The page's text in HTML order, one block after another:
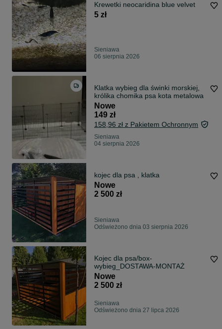
Krewetki neocaridina blue velvet
5 zł
Sieniawa
06 sierpnia 2026
Klatka wybieg dla świnki morskiej,
królika chomika psa kota metalowa
Nowe
149 zł
158,96 zł z Pakietem Ochronnym
Sieniawa
04 sierpnia 2026
kojec dla psa , klatka
Nowe
2 500 zł
Sieniawa
Odświeżono dnia 03 sierpnia 2026
Kojec dla psa/box-
wybieg_DOSTAWA-MONTAŻ
Nowe
2 500 zł
Sieniawa
Odświeżono dnia 27 lipca 2026